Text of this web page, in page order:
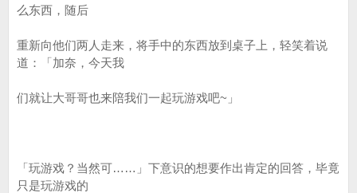
么东西，随后
重新向他们两人走来，将手中的东西放到桌子上，轻笑着说
道：「加奈，今天我
们就让大哥哥也来陪我们一起玩游戏吧~」
「玩游戏？当然可……」下意识的想要作出肯定的回答，毕竟
只是玩游戏的